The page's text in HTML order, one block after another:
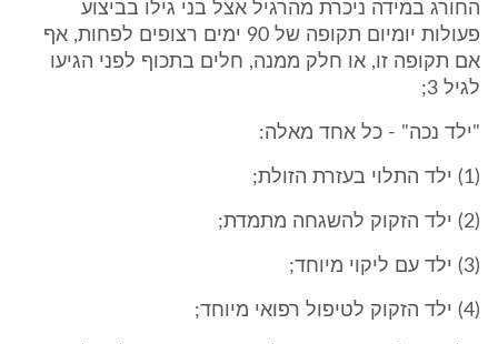
החורג במידה ניכרת מהרגיל אצל בני גילו בביצוע
פעולות יומיום תקופה של 90 ימים רצופים לפחות, אף
אם תקופה זו, או חלק ממנה, חלים בתכוף לפני הגיעו
לגיל 3;
"ילד נכה" - כל אחד מאלה:
(1) ילד התלוי בעזרת הזולת;
(2) ילד הזקוק להשגחה מתמדת;
(3) ילד עם ליקוי מיוחד;
(4) ילד הזקוק לטיפול רפואי מיוחד;